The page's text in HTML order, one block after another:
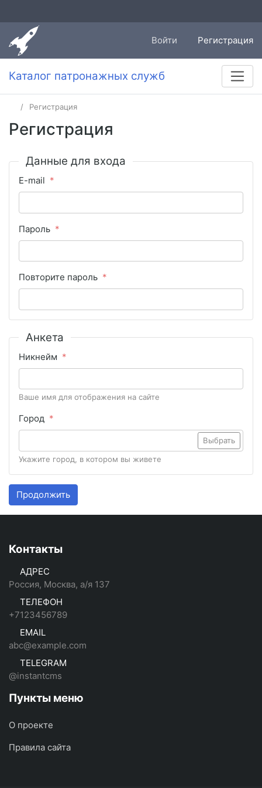
Войти Регистрация
Каталог патронажных служб
Регистрация
Регистрация
Данные для входа
E-mail
Пароль
Повторите пароль
Анкета
Никнейм
Ваше имя для отображения на сайте
Город
Выбрать
Укажите город, в котором вы живете
Продолжить
Контакты
АДРЕС
Россия, Москва, а/я 137
ТЕЛЕФОН
+7123456789
EMAIL
abc@example.com
TELEGRAM
@instantcms
Пункты меню
О проекте
Правила сайта